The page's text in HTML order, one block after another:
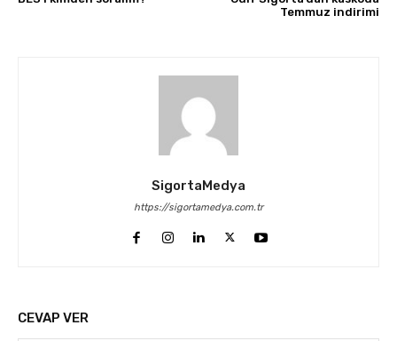
Temmuz indirimi
SigortaMedya
https://sigortamedya.com.tr
CEVAP VER